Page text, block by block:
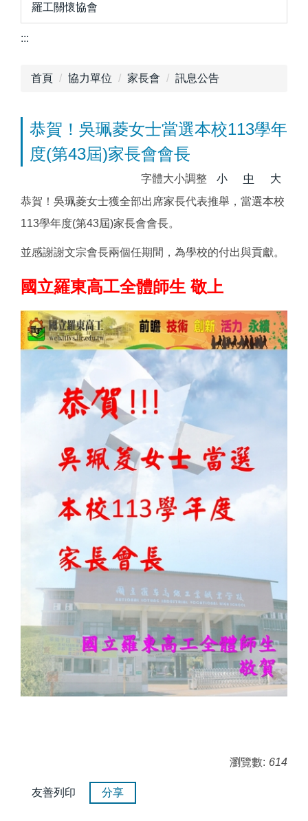
羅工關懷協會
:::
首頁 協力單位 家長會 訊息公告
恭賀！吳珮菱女士當選本校113學年
度(第43屆)家長會會長
字體大小調整 小 中
大
恭賀！吳珮菱女士獲全部出席家長代表推舉，當選本校
113學年度(第43屆)家長會會長。
並感謝謝文宗會長兩個任期間，為學校的付出與貢獻。
國立羅東高工全體師生 敬上
瀏覽數: 614
友善列印 分享